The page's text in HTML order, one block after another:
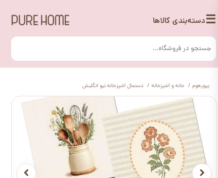
☰دسته‌بندی کالاها
پیورهوم خانه و آشپزخانه دستمال آشپزخانه نیو انگلیش